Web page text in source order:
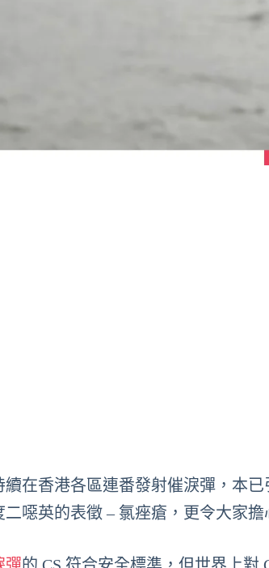
續在香港各區連番發射催淚彈，本
噁英的表徵 – 氯痤瘡，更令大家擔